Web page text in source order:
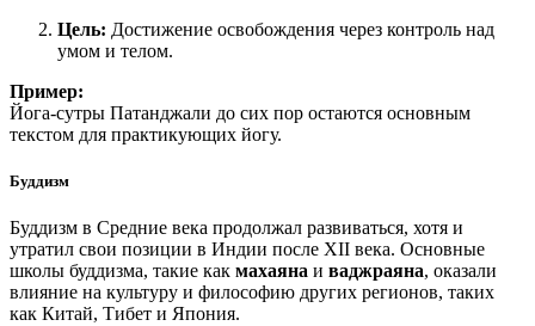
Цель: Достижение освобождения через контроль над
умом и телом.
Пример:
Йога-сутры Патанджали до сих пор остаются основным
текстом для практикующих йогу.
Буддизм
Буддизм в Средние века продолжал развиваться, хотя и
утратил свои позиции в Индии после XII века. Основные
школы буддизма, такие как махаяна и ваджраяна, оказали
влияние на культуру и философию других регионов, таких
как Китай, Тибет и Япония.